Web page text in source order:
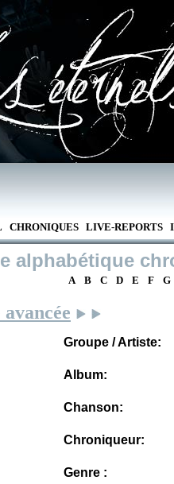
CHRONIQUES LIVE-REPORTS
alphabétique
A B C D E F G
Groupe / Artiste:
Album:
Chanson:
Chroniqueur:
Genre :